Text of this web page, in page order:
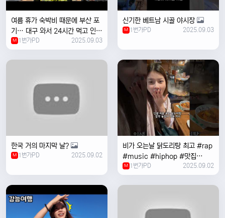
여름 휴가 숙박비 때문에 부산 포
기… 대구 와서 24시간 먹고 인생
위로받았습니다
M 1번가PD 2025.09.03
신기한 베트남 시골 야시장
M 1번가PD 2025.09.03
한국 거의 마지막 날?
M 1번가PD 2025.09.02
비가 오는날 ￼닭도리탕 최고 #rap
#music #hiphop #맛집
#travel #여행 #food ￼
M 1번가PD 2025.09.02